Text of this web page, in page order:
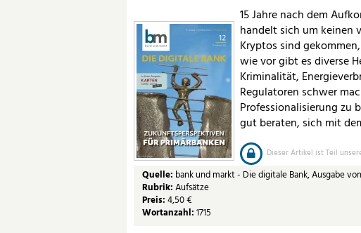
15 Jahre nach dem
handelt sich um keinen
Kryptos sind
wie vor gibt es diverse
Kriminalität,
Regulatoren schwer
Professionalisierung zu
gut beraten, sich mit
Dieser Artikel ist Teil
Quelle: bank und markt - Die digitale Bank, Ausgabe
Rubrik:Aufsätze
Preis:4,50 €
Wortanzahl:1715